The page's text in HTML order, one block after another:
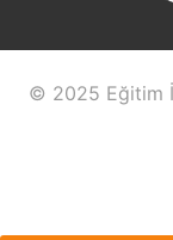
© 2025 Eğitim